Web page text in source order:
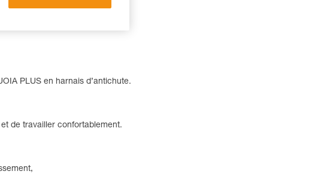
PLUS en harnais d’antichute.
de travailler confortablement.